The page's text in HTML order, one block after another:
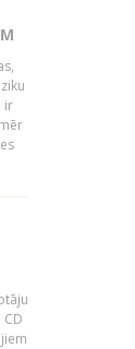
ir